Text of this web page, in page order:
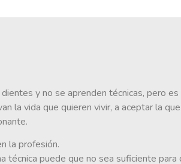
y no se aprenden técnicas, pero
la vida que quieren vivir, a aceptar la
la profesión.
técnica puede que no sea suficiente